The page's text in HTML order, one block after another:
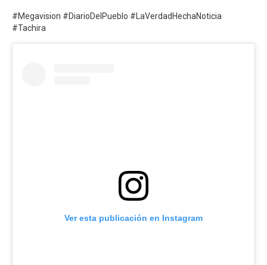
#Megavision #DiarioDelPueblo #LaVerdadHechaNoticia
#Tachira
Ver esta publicación en Instagram